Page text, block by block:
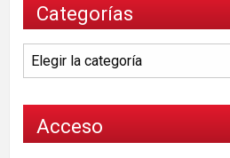
Categorías
Categorías
Acceso